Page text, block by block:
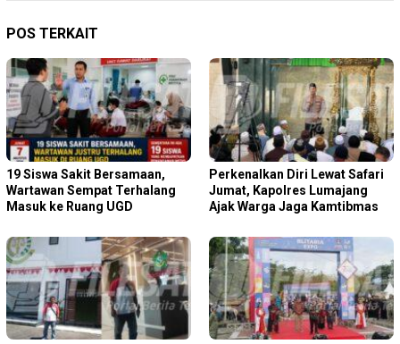
POS TERKAIT
19 Siswa Sakit Bersamaan,
Wartawan Sempat Terhalang
Masuk ke Ruang UGD
Perkenalkan Diri Lewat Safari
Jumat, Kapolres Lumajang
Ajak Warga Jaga Kamtibmas